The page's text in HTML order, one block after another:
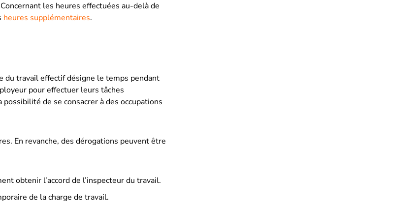
les heures effectuées au-delà de
heures supplémentaires.
du travail effectifdésigne le temps pendant
pour effectuer leurs tâches
de se consacrer à des occupations
En revanche, des dérogations peuvent être
obtenir l’accord de l’inspecteur du travail.
de la charge de travail.